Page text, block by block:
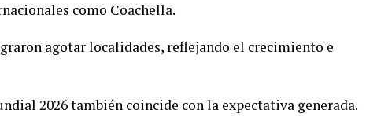
como Coachella.
agotar localidades, reflejando el crecimiento e
2026 también coincide con la expectativa generada.